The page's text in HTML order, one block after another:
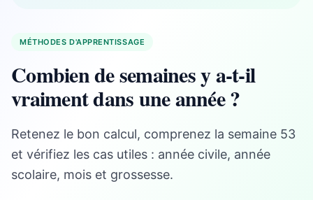
MÉTHODES D'APPRENTISSAGE
Combien de semaines y a-t-il
vraiment dans une année ?
Retenez le bon calcul, comprenez la semaine 53
et vérifiez les cas utiles : année civile, année
scolaire, mois et grossesse.